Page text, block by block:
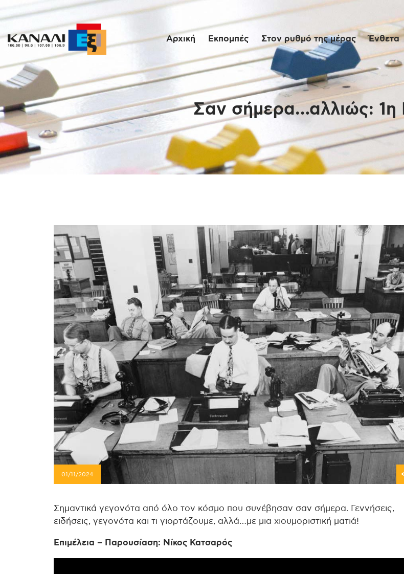
Αρχική Εκπομπές Στον ρυθμό της μέρας Ένθετα
Σαν σήμερα…αλλιώς: 1η
Αρχική
Εκπομπές
Στον ρυθμό της
μέρας
Ένθετα
Διαγωνισμοί/Live
Επικοινωνία
01/11/2024
Σημαντικά γεγονότα από όλο τον κόσμο που συνέβησαν σαν σήμερα. Γεννήσεις,
ειδήσεις, γεγονότα και τι γιορτάζουμε, αλλά…με μια χιουμοριστική ματιά!
Επιμέλεια – Παρουσίαση: Νίκος Κατσαρός